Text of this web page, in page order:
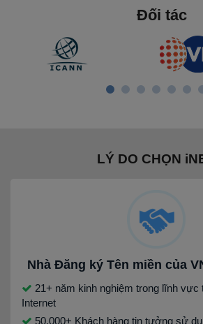
Đối tác
LÝ DO CHỌN
Nhà Đăng ký Tên miền của
21+ năm kinh nghiệm trong lĩnh vực
Internet
50,000+ Khách hàng tin tưởng sử